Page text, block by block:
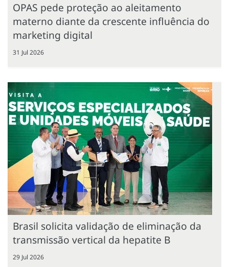
OPAS pede proteção ao aleitamento
materno diante da crescente influência do
marketing digital
31 Jul 2026
Brasil solicita validação de eliminação da
transmissão vertical da hepatite B
29 Jul 2026